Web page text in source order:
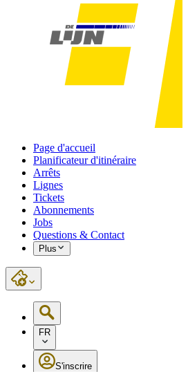
Page d'accueil
Planificateur d'itinéraire
Arrêts
Lignes
Tickets
Abonnements
Jobs
Questions & Contact
Plus
FR
S'inscrire